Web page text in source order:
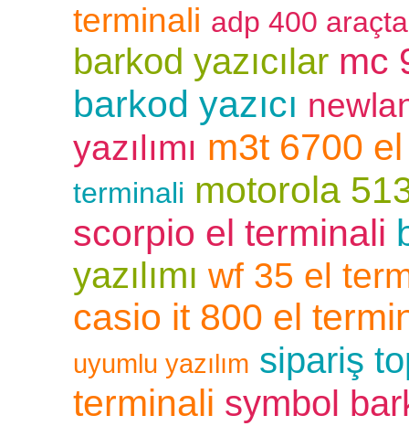
terminali adp 400
barkod yazıcılar mc
barkod yazıcı
yazılımı m3t 6700
terminali motorola
scorpio el terminali
yazılımı wf 35 el
casio it 800 el
uyumlu yazılım sipariş
terminali symbol